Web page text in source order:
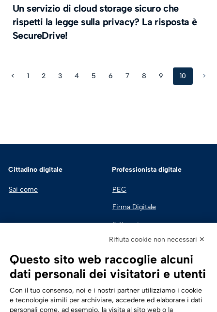
Un servizio di cloud storage sicuro che
rispetti la legge sulla privacy? La risposta è
SecureDrive!
< 1 2 3 4 5 6 7 8 9 10 >
Cittadino digitale
Sai come
Professionista digitale
PEC
Firma Digitale
Fatturazione
Sicurezza Digitale
Cloud
Rifiuta cookie non necessari ✕
Questo sito web raccoglie alcuni
dati personali dei visitatori e utenti
Con il tuo consenso, noi e i nostri partner utilizziamo i cookie
e tecnologie simili per archiviare, accedere ed elaborare i dati
personali come, ad esempio, la visita al sito web o la